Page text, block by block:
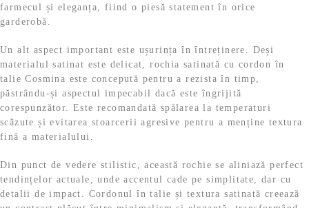
farmecul și eleganța, fiind o piesă statement în orice
garderobă.
Un alt aspect important este ușurința în întreținere. Deși
materialul satinat este delicat, rochia satinată cu cordon în
talie Cosmina este concepută pentru a rezista în timp,
păstrându-și aspectul impecabil dacă este îngrijită
corespunzător. Este recomandată spălarea la temperaturi
scăzute și evitarea stoarcerii agresive pentru a menține textura
fină a materialului.
Din punct de vedere stilistic, această rochie se aliniază perfect
tendințelor actuale, unde accentul cade pe simplitate, dar cu
detalii de impact. Cordonul în talie și textura satinată creează